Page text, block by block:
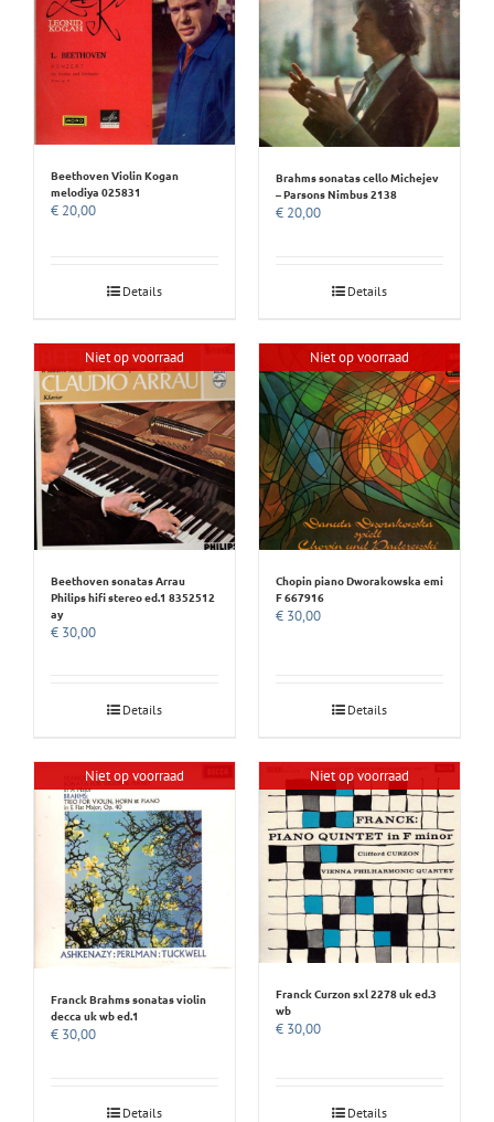
Beethoven Violin Kogan
melodiya 025831
€ 20,00
Details
Brahms sonatas cello Michejev
– Parsons Nimbus 2138
€ 20,00
Details
Niet op voorraad
Beethoven sonatas Arrau
Philips hifi stereo ed.1 8352512
ay
€ 30,00
Details
Niet op voorraad
Chopin piano Dworakowska emi
F 667916
€ 30,00
Details
Niet op voorraad
Franck Brahms sonatas violin
decca uk wb ed.1
€ 30,00
Details
Niet op voorraad
Franck Curzon sxl 2278 uk ed.3
wb
€ 30,00
Details